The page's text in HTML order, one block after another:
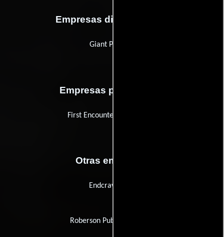
Empresas distribuidoras
Giant Pictures
Empresas productoras
First Encounter Productions
Otras empresas
Endcrawl.com
Roberson Public Relations